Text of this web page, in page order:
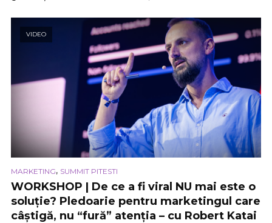
VIDEO
MARKETING, SUMMIT PITESTI
WORKSHOP | De ce a fi viral NU mai este o
soluție? Pledoarie pentru marketingul care
câștigă, nu “fură” atenția – cu Robert Katai